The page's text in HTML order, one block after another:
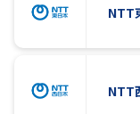
NTT
NTT